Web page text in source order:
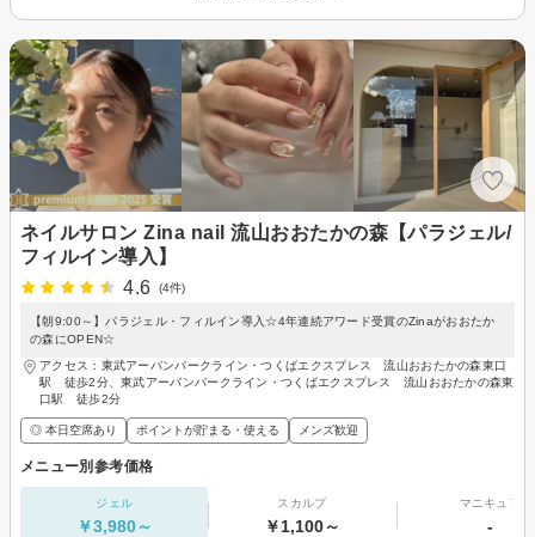
ネイルサロン Zina nail 流山おおたかの森【パラジェル/
フィルイン導入】
4.6
(4件)
【朝9:00～】パラジェル・フィルイン導入☆4年連続アワード受賞のZinaがおおたか
の森にOPEN☆
アクセス：東武アーバンパークライン・つくばエクスプレス 流山おおたかの森東口
駅 徒歩2分、東武アーバンパークライン・つくばエクスプレス 流山おおたかの森東
口駅 徒歩2分
◎ 本日空席あり ポイントが貯まる・使える メンズ歓迎
メニュー別参考価格
ジェル
￥3,980～
スカルプ
￥1,100～
マニキュア
-